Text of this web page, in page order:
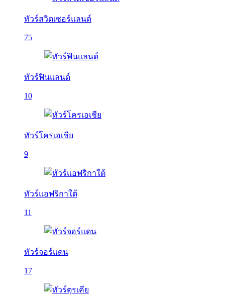
ทัวร์สวิตเซอร์แลนด์
75
ทัวร์ฟินแลนด์
10
ทัวร์โครเอเชีย
9
ทัวร์แอฟริกาใต้
11
ทัวร์จอร์แดน
17